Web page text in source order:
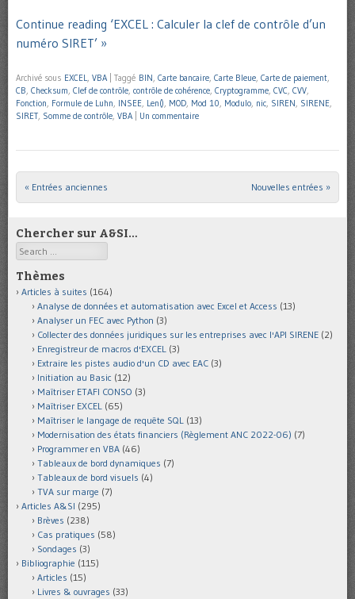
Continue reading ‘EXCEL : Calculer la clef de contrôle d’un
numéro SIRET’ »
Archivé sous EXCEL, VBA Taggé BIN, Carte bancaire, Carte Bleue, Carte de paiement,
CB, Checksum, Clef de contrôle, contrôle de cohérence, Cryptogramme, CVC, CVV,
Fonction, Formule de Luhn, INSEE, Len(), MOD, Mod 10, Modulo, nic, SIREN, SIRENE,
SIRET, Somme de contrôle, VBA Un commentaire
Post navigation
« Entrées anciennes Nouvelles entrées »
Chercher sur A&SI…
Search
Thèmes
Articles à suites (164)
Analyse de données et automatisation avec Excel et Access (13)
Analyser un FEC avec Python (3)
Collecter des données juridiques sur les entreprises avec l'API SIRENE (2)
Enregistreur de macros d'EXCEL (3)
Extraire les pistes audio d'un CD avec EAC (3)
Initiation au Basic (12)
Maîtriser ETAFI CONSO (3)
Maîtriser EXCEL (65)
Maîtriser le langage de requête SQL (13)
Modernisation des états financiers (Règlement ANC 2022-06) (7)
Programmer en VBA (46)
Tableaux de bord dynamiques (7)
Tableaux de bord visuels (4)
TVA sur marge (7)
Articles A&SI (295)
Brèves (238)
Cas pratiques (58)
Sondages (3)
Bibliographie (115)
Articles (15)
Livres & ouvrages (33)